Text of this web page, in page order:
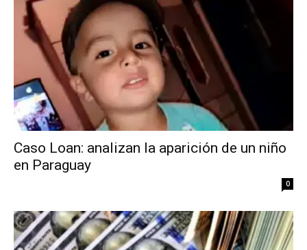
Caso Loan: analizan la aparición de un niño
en Paraguay
0